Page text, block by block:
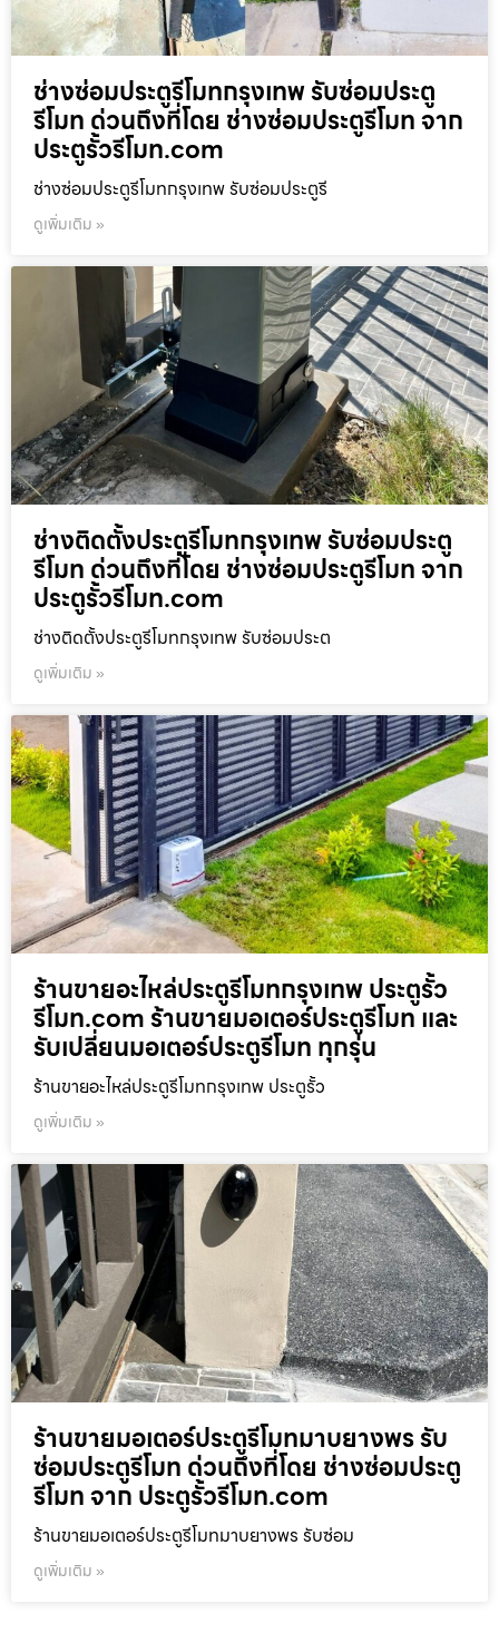
ช่างซ่อมประตูรีโมทกรุงเทพ รับซ่อมประตู
รีโมท ด่วนถึงที่โดย ช่างซ่อมประตูรีโมท จาก
ประตูรั้วรีโมท.com
ช่างซ่อมประตูรีโมทกรุงเทพ รับซ่อมประตูรี
ดูเพิ่มเติม »
ช่างติดตั้งประตูรีโมทกรุงเทพ รับซ่อมประตู
รีโมท ด่วนถึงที่โดย ช่างซ่อมประตูรีโมท จาก
ประตูรั้วรีโมท.com
ช่างติดตั้งประตูรีโมทกรุงเทพ รับซ่อมประต
ดูเพิ่มเติม »
ร้านขายอะไหล่ประตูรีโมทกรุงเทพ ประตูรั้ว
รีโมท.com ร้านขายมอเตอร์ประตูรีโมท และ
รับเปลี่ยนมอเตอร์ประตูรีโมท ทุกรุ่น
ร้านขายอะไหล่ประตูรีโมทกรุงเทพ ประตูรั้ว
ดูเพิ่มเติม »
ร้านขายมอเตอร์ประตูรีโมทมาบยางพร รับ
ซ่อมประตูรีโมท ด่วนถึงที่โดย ช่างซ่อมประตู
รีโมท จาก ประตูรั้วรีโมท.com
ร้านขายมอเตอร์ประตูรีโมทมาบยางพร รับซ่อม
ดูเพิ่มเติม »